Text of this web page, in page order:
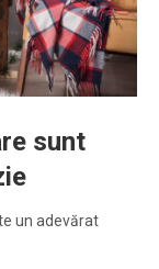
sunt
un adevărat